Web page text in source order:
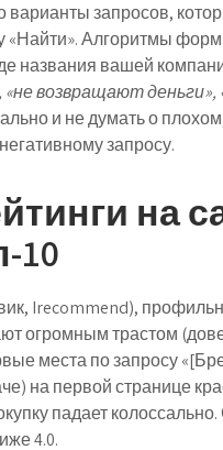
варианты запросов,
«Найти». Алгоритмы
названия вашей
«не возвращают деньги»,
и не думать о
запросу.
на
10
Irecommend),
огромным трастом
места по запросу
на первой странице
падает
4.0.